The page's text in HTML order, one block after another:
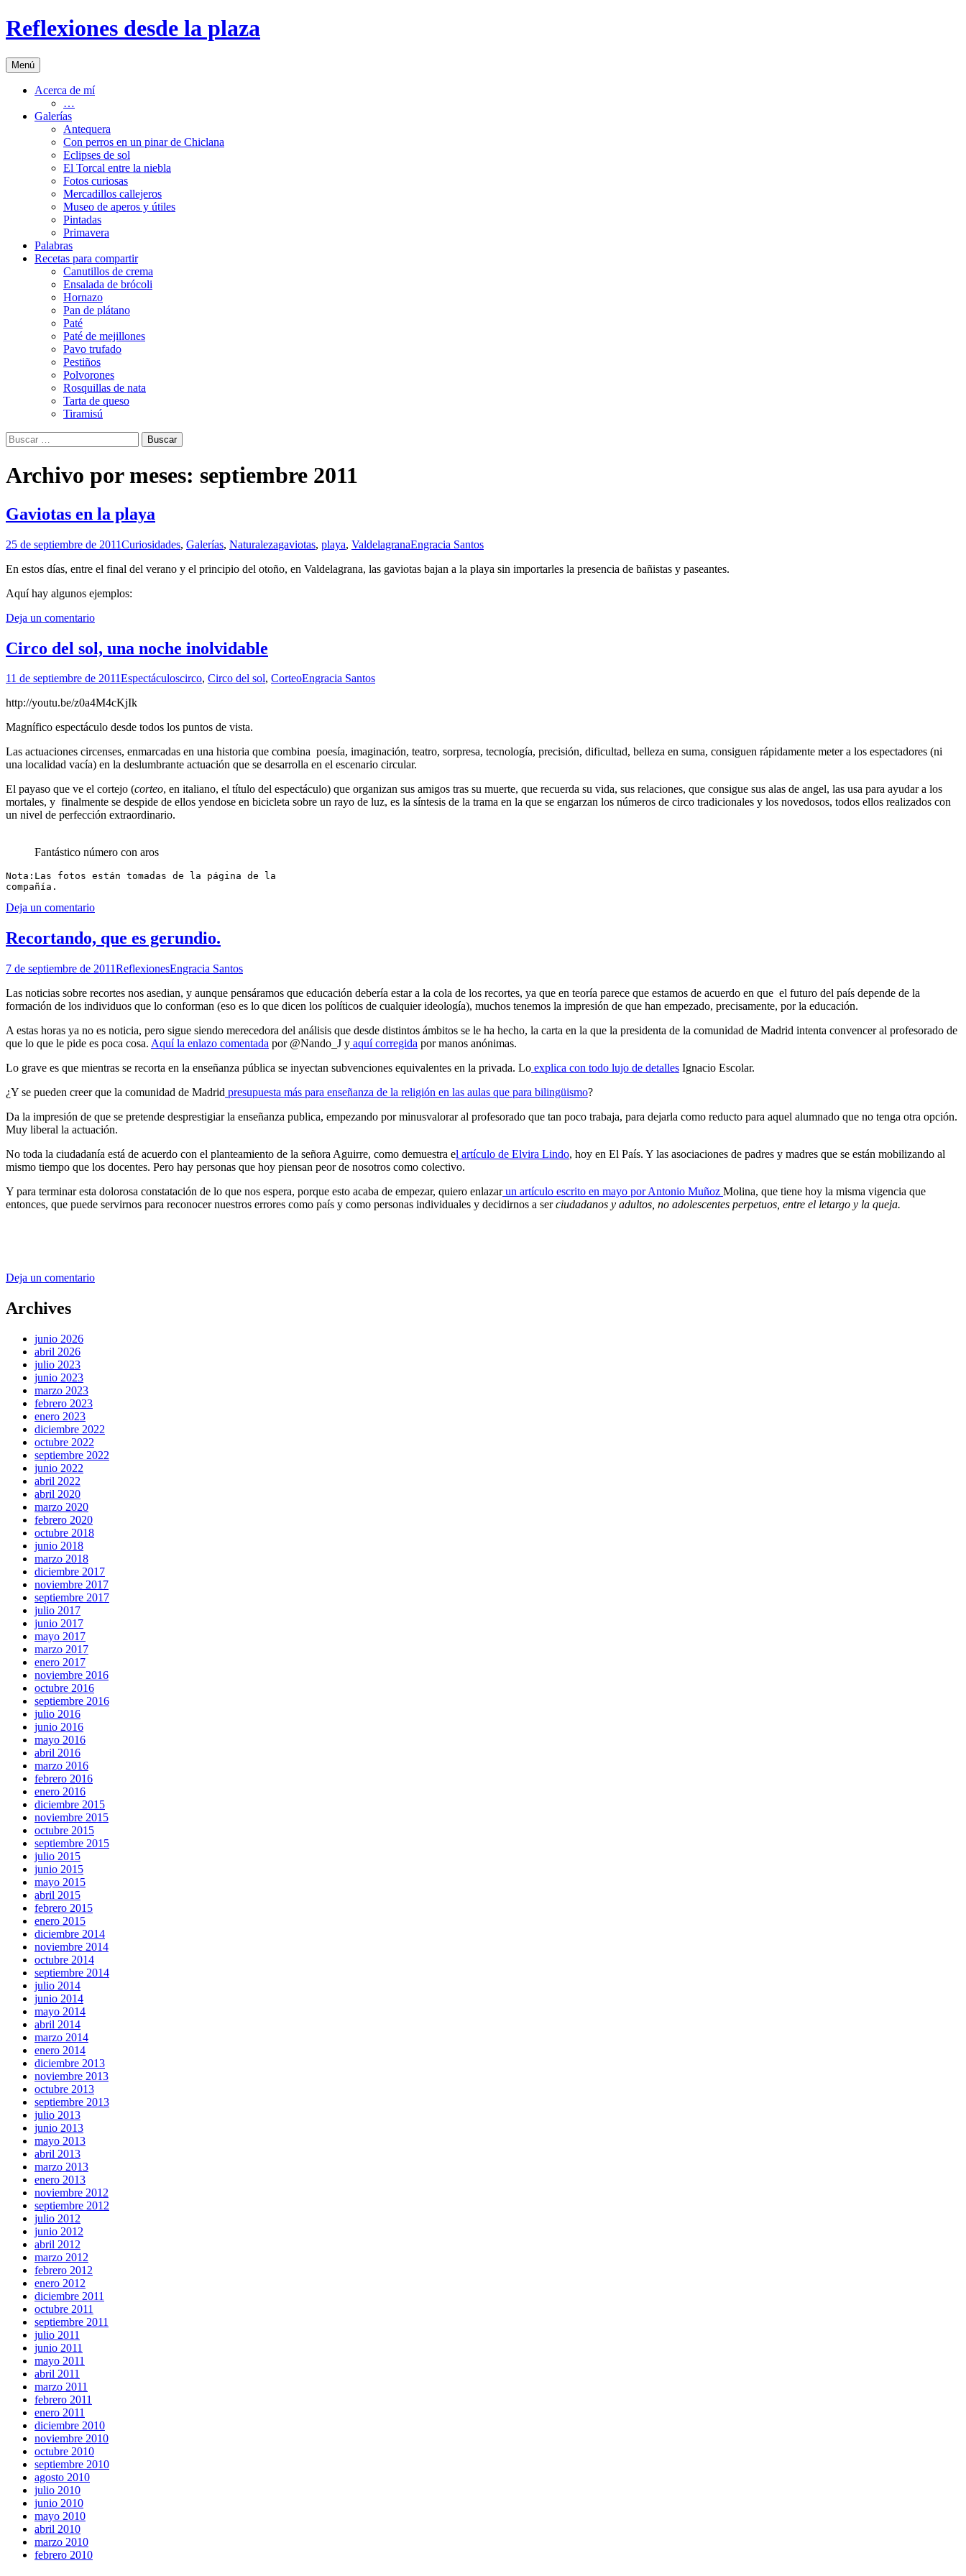
Saltar
al
Reflexiones desde la plaza
Menú
Acerca de mí
…
Galerías
Antequera
Con perros en un pinar de Chiclana
Eclipses de sol
El Torcal entre la niebla
Fotos curiosas
Mercadillos callejeros
Museo de aperos y útiles
Pintadas
Primavera
Palabras
Recetas para compartir
Canutillos de crema
Ensalada de brócoli
Hornazo
Pan de plátano
Paté
Paté de mejillones
Pavo trufado
Pestiños
Polvorones
Rosquillas de nata
Tarta de queso
Tiramisú
Buscar:
Archivo por meses: septiembre 2011
Gaviotas en la playa
25 de septiembre de 2011Curiosidades, Galerías, Naturalezagaviotas, playa, ValdelagranaEngracia Santos
En estos días, entre el final del verano y el principio del otoño, en Valdelagrana, las gaviotas bajan a la playa sin importarles la presencia de bañistas y paseantes.
Aquí hay algunos ejemplos:
Deja un comentario
Circo del sol, una noche inolvidable
11 de septiembre de 2011Espectáculoscirco, Circo del sol, CorteoEngracia Santos
http://youtu.be/z0a4M4cKjIk
Magnífico espectáculo desde todos los puntos de vista.
Las actuaciones circenses, enmarcadas en una historia que combina poesía, imaginación, teatro, sorpresa, tecnología, precisión, dificultad, belleza en suma, consiguen rápidamente meter a los espectadores (ni
una localidad vacía) en la deslumbrante actuación que se desarrolla en el escenario circular.
El payaso que ve el cortejo (corteo, en italiano, el título del espectáculo) que organizan sus amigos tras su muerte, que recuerda su vida, sus relaciones, que consigue sus alas de angel, las usa para ayudar a los
mortales, y finalmente se despide de ellos yendose en bicicleta sobre un rayo de luz, es la síntesis de la trama en la que se engarzan los números de circo tradicionales y los novedosos, todos ellos realizados con
un nivel de perfección extraordinario.
Fantástico número con aros
Nota:Las fotos están tomadas de la página de la
compañía.
Deja un comentario
Recortando, que es gerundio.
7 de septiembre de 2011ReflexionesEngracia Santos
Las noticias sobre recortes nos asedian, y aunque pensáramos que educación debería estar a la cola de los recortes, ya que en teoría parece que estamos de acuerdo en que el futuro del país depende de la
formación de los individuos que lo conforman (eso es lo que dicen los políticos de cualquier ideología), muchos tenemos la impresión de que han empezado, precisamente, por la educación.
A estas horas ya no es noticia, pero sigue siendo merecedora del análisis que desde distintos ámbitos se le ha hecho, la carta en la que la presidenta de la comunidad de Madrid intenta convencer al profesorado de
que lo que le pide es poca cosa. Aquí la enlazo comentada por @Nando_J y aquí corregida por manos anónimas.
Lo grave es que mientras se recorta en la enseñanza pública se inyectan subvenciones equivalentes en la privada. Lo explica con todo lujo de detalles Ignacio Escolar.
¿Y se pueden creer que la comunidad de Madrid presupuesta más para enseñanza de la religión en las aulas que para bilingüismo?
Da la impresión de que se pretende desprestigiar la enseñanza publica, empezando por minusvalorar al profesorado que tan poco trabaja, para dejarla como reducto para aquel alumnado que no tenga otra opción.
Muy liberal la actuación.
No toda la ciudadanía está de acuerdo con el planteamiento de la señora Aguirre, como demuestra el artículo de Elvira Lindo, hoy en El País. Y las asociaciones de padres y madres que se están mobilizando al
mismo tiempo que los docentes. Pero hay personas que hoy piensan peor de nosotros como colectivo.
Y para terminar esta dolorosa constatación de lo que nos espera, porque esto acaba de empezar, quiero enlazarun artículo escrito en mayo por Antonio Muñoz Molina, que tiene hoy la misma vigencia que
entonces, que puede servirnos para reconocer nuestros errores como país y como personas individuales y decidirnos a serciudadanos y adultos, no adolescentes perpetuos, entre el letargo y la queja.
Deja un comentario
Archives
junio 2026
abril 2026
julio 2023
junio 2023
marzo 2023
febrero 2023
enero 2023
diciembre 2022
octubre 2022
septiembre 2022
junio 2022
abril 2022
abril 2020
marzo 2020
febrero 2020
octubre 2018
junio 2018
marzo 2018
diciembre 2017
noviembre 2017
septiembre 2017
julio 2017
junio 2017
mayo 2017
marzo 2017
enero 2017
noviembre 2016
octubre 2016
septiembre 2016
julio 2016
junio 2016
mayo 2016
abril 2016
marzo 2016
febrero 2016
enero 2016
diciembre 2015
noviembre 2015
octubre 2015
septiembre 2015
julio 2015
junio 2015
mayo 2015
abril 2015
febrero 2015
enero 2015
diciembre 2014
noviembre 2014
octubre 2014
septiembre 2014
julio 2014
junio 2014
mayo 2014
abril 2014
marzo 2014
enero 2014
diciembre 2013
noviembre 2013
octubre 2013
septiembre 2013
julio 2013
junio 2013
mayo 2013
abril 2013
marzo 2013
enero 2013
noviembre 2012
septiembre 2012
julio 2012
junio 2012
abril 2012
marzo 2012
febrero 2012
enero 2012
diciembre 2011
octubre 2011
septiembre 2011
julio 2011
junio 2011
mayo 2011
abril 2011
marzo 2011
febrero 2011
enero 2011
diciembre 2010
noviembre 2010
octubre 2010
septiembre 2010
agosto 2010
julio 2010
junio 2010
mayo 2010
abril 2010
marzo 2010
febrero 2010